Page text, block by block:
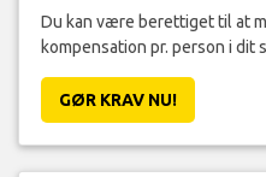
Du kan være berettiget til at
kompensation pr. person i dit
GØR KRAV NU!